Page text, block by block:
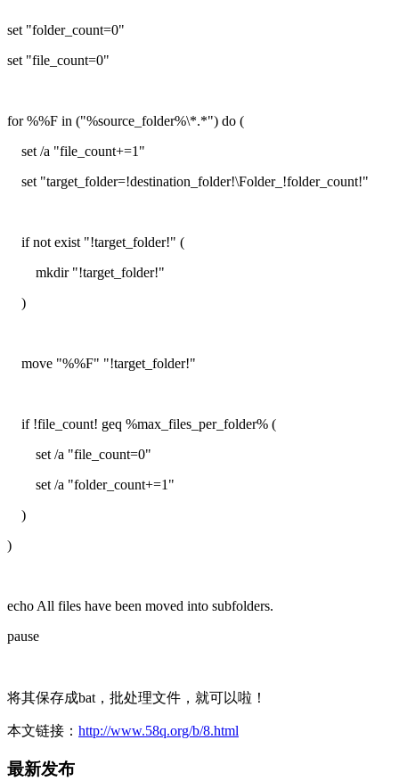
set "folder_count=0"
set "file_count=0"
for %%F in ("%source_folder%\*.*") do (
set /a "file_count+=1"
set "target_folder=!destination_folder!\Folder_!folder_count!"
if not exist "!target_folder!" (
mkdir "!target_folder!"
)
move "%%F" "!target_folder!"
if !file_count! geq %max_files_per_folder% (
set /a "file_count=0"
set /a "folder_count+=1"
)
)
echo All files have been moved into subfolders.
pause
将其保存成bat，批处理文件，就可以啦！
本文链接： http://www.58q.org/b/8.html
最新发布